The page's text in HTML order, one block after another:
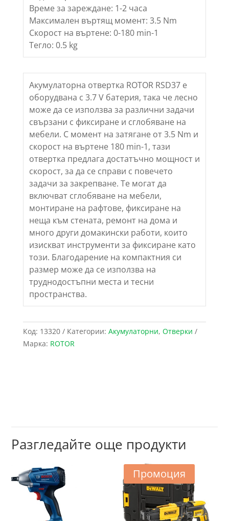
Време за зареждане: 1-2 часа
Максимален въртящ момент: 3.5 Nm
Скорост на въртене: 0-180 min-1
Тегло: 0.5 kg
Акумулаторна отвертка ROTOR RSD37 е
оборудвана с 3.7 V батерия, така че лесно
може да се използва за различни задачи
свързани с фиксиране и сглобяване на
мебели. С момент на затягане от 3.5 Nm и
скорост на въртене 180 min-1, тази
отвертка предлага достатъчно мощност и
скорост, за да се справи с повечето
задачи за закрепване. Те могат да
включват сглобяване на мебели,
монтиране на рафтове, фиксиране на
неща към стената, ремонт на дома и
много други домакински работи, които
изискват инструменти за фиксиране като
този. Благодарение на компактния си
размер може да се използва на
труднодостъпни места и тесни
пространства.
Код: 13320 Категории: Акумулаторни, Отверки
Марка: ROTOR
Разгледайте още продукти
Промоция